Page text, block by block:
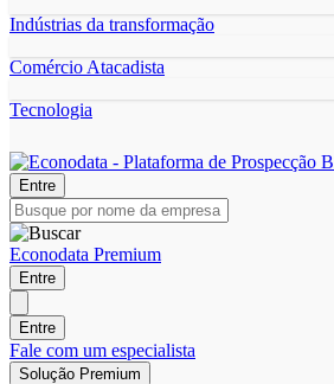
Indústrias da transformação
Comércio Atacadista
Tecnologia
Entre
Econodata Premium
Entre
Entre
Fale com um especialista
Solução Premium